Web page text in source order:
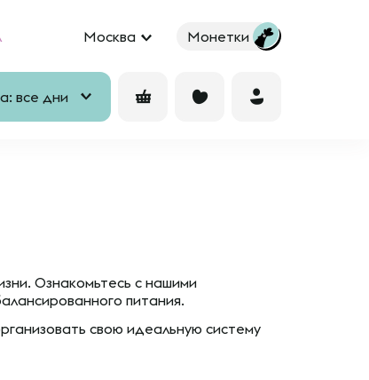
Москва Монетки
все дни
Ознакомьтесь с нашими
питания.
свою идеальную систему